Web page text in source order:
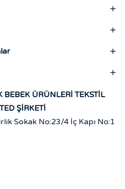
ÜRÜNLERİ TEKSTİL
ŞİRKETİ
Sokak No:23/4 İç Kapı No:1